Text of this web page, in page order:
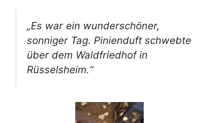
„Es war ein wunderschöner,
sonniger Tag. Pinienduft schwebte
über dem Waldfriedhof in
Rüsselsheim.“